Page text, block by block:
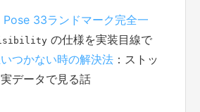
33ランドマーク完全一
の仕様を実装目線で
つかない時の解決法 ：ストッ
データで見る話